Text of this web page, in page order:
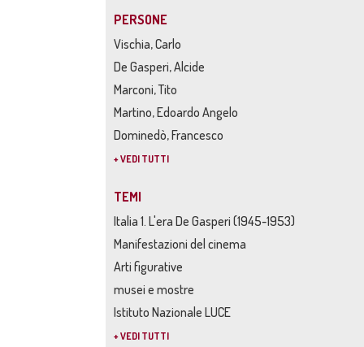
PERSONE
Vischia, Carlo
De Gasperi, Alcide
Marconi, Tito
Martino, Edoardo Angelo
Dominedò, Francesco
+ VEDI TUTTI
TEMI
Italia 1. L'era De Gasperi (1945-1953)
Manifestazioni del cinema
Arti figurative
musei e mostre
Istituto Nazionale LUCE
+ VEDI TUTTI